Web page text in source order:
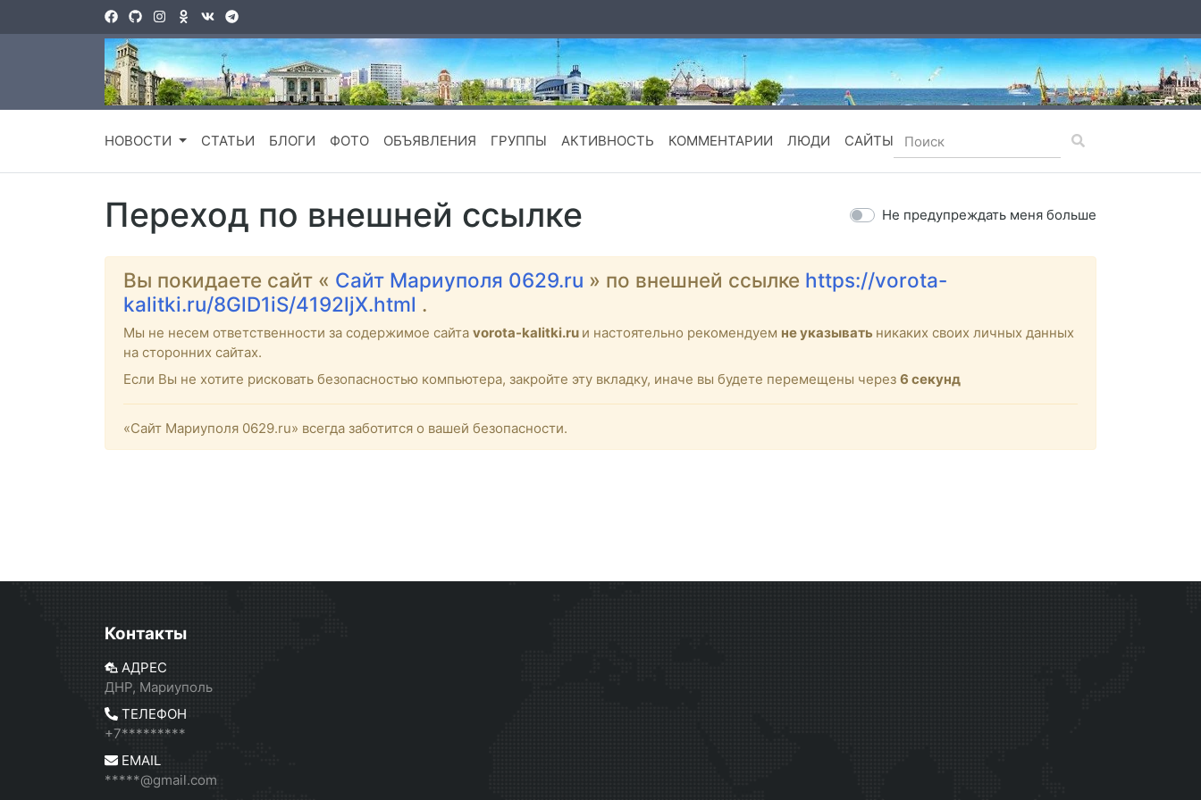
НОВОСТИ СТАТЬИ БЛОГИ ФОТО ОБЪЯВЛЕНИЯ ГРУППЫ АКТИВНОСТЬ КОММЕНТАРИИ ЛЮДИ САЙТЫ
Переход по внешней ссылке Не предупреждать меня больше
Вы покидаете сайт « Сайт Мариуполя 0629.ru » по внешней ссылке https://vorota-
kalitki.ru/8GlD1iS/4192ljX.html .
Мы не несем ответственности за содержимое сайта vorota-kalitki.ru и настоятельно рекомендуем не указывать никаких своих личных данных
на сторонних сайтах.
Если Вы не хотите рисковать безопасностью компьютера, закройте эту вкладку, иначе вы будете перемещены через 6 секунд
«Сайт Мариуполя 0629.ru» всегда заботится о вашей безопасности.
Контакты
АДРЕС
ДНР, Мариуполь
ТЕЛЕФОН
+7*********
EMAIL
*****@gmail.com